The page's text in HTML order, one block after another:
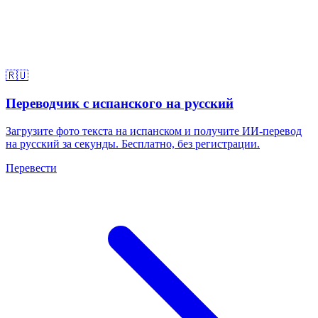
🇷🇺
Переводчик с испанского на русский
Загрузите фото текста на испанском и получите ИИ-перевод
на русский за секунды. Бесплатно, без регистрации.
Перевести